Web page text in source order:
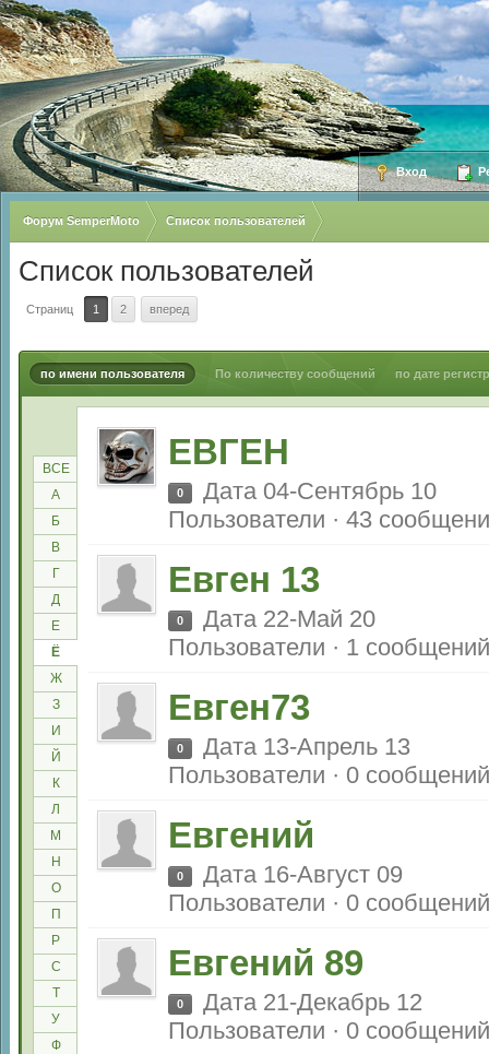
Вход
Форум SemperMoto Список пользователей
Список пользователей
Страниц 1 2 вперед
по имени пользователя По количеству сообщений по дате
ВСЕ
А
Б
В
Г
Д
Е
Ё
Ж
З
И
Й
К
Л
М
Н
О
П
Р
С
Т
У
Ф
ЕВГЕН
0
Дата 04-Сентябрь 10
Пользователи · 43
Евген 13
0
Дата 22-Май 20
Пользователи · 1 сообщений
Евген73
0
Дата 13-Апрель 13
Пользователи · 0 сообщений
Евгений
0
Дата 16-Август 09
Пользователи · 0 сообщений
Евгений 89
0
Дата 21-Декабрь 12
Пользователи · 0 сообщений